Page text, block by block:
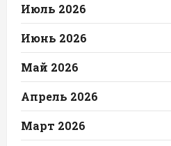
Июль 2026
Июнь 2026
Май 2026
Апрель 2026
Март 2026